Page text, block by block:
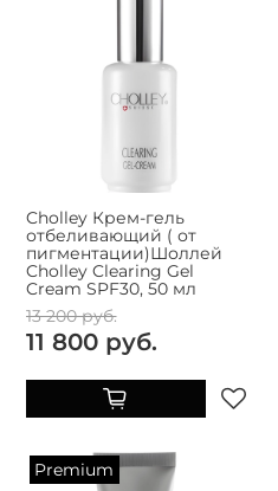
Cholley Крем-гель
отбеливающий ( от
пигментации)Шоллей
Cholley Clearing Gel
Cream SPF30, 50 мл
13 200 руб.
11 800 руб.
Premium